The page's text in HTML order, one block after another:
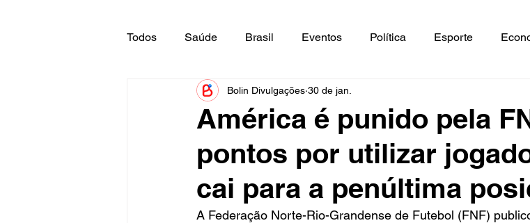
Todos Saúde Brasil Eventos Política Esporte
Informe Publicitário Judiciário
Acidente Tecnologia Educação Influencer Luto
Nota de Esclarecimento Redes Sociais
América é punido pela
pontos por utilizar
cai para a penúltima
Bolin Divulgações 30 de jan.
A Federação Norte-Rio-Grandense de Futebol (FNF)